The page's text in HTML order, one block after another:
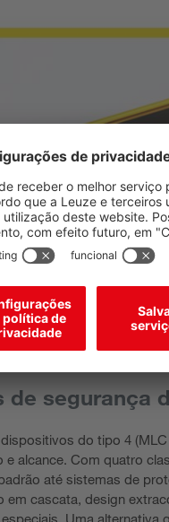
segurança
do tipo 4
alcance. Com quatro
até sistemas de
cascata, design
Uma